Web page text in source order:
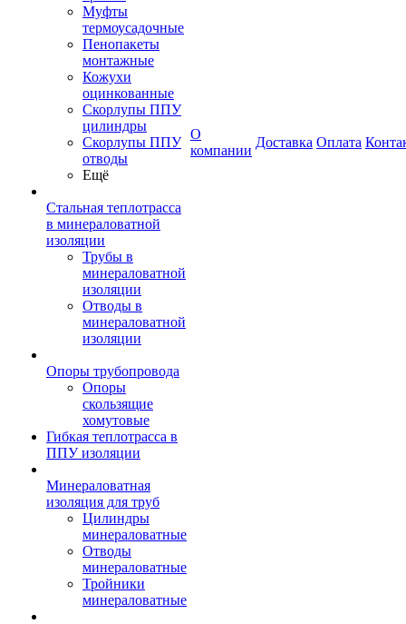
Муфты
термоусадочные
Пенопакеты
монтажные
Кожухи
оцинкованные
Скорлупы ППУ
цилиндры
Скорлупы ППУ
отводы
Ещё
Стальная теплотрасса
в минераловатной
изоляции
Трубы в
минераловатной
изоляции
Отводы в
минераловатной
изоляции
Опоры трубопровода
Опоры
скользящие
хомутовые
Гибкая теплотрасса в
ППУ изоляции
Минераловатная
изоляция для труб
Цилиндры
минераловатные
Отводы
минераловатные
Тройники
минераловатные
О
компании
Доставка Оплата